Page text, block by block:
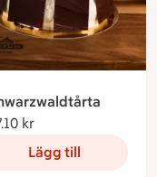
kr
Lägg till